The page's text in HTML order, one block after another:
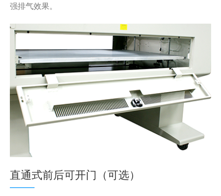
强排气效果。
直通式前后可开门（可选）